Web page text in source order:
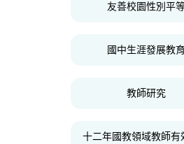
友善校園性別平
國中生涯發展教
教師研究
十二年國教領域教師有